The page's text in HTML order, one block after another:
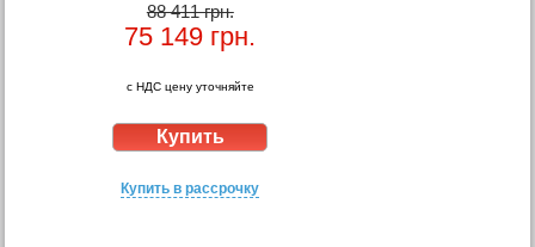
88 411 грн.
75 149 грн.
с НДС цену уточняйте
Купить в рассрочку